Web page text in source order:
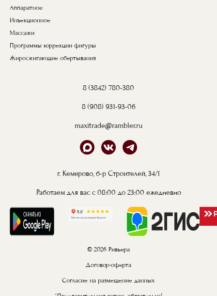
Аппаратное
Инъекционное
Массажи
Программы коррекции фигуры
Жиросжигающие обертывания
8 (3842) 780-380
8 (908) 931-93-06
maxitrade@rambler.ru
г. Кемерово, б-р Строителей, 34/1
Работаем для вас с 08:00 до 23:00 ежедневно
© 2026 Ривьера
Договор-оферта
Согласие на размещение данных